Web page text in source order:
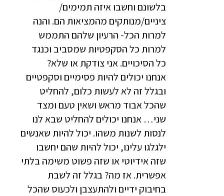
בלשונם וחשבו איזה תמימים/
ציניים/מנותקים מהמציאות הם. והנה
למרות הכל- הרעיון שלהם התממש
למרות כל הסקפטיות שמסביב וכנגד
כל הסיכויים. אני צודקת או שלא?
אנחנו יכולים להיות פסימיים וסקפטיים
ובגלל זה לא לעשות כלום, להחליט
שהכל אבוד מראש ושאין טעם ומצד
שני… אנחנו יכולים להחליט שבא לנו
לנסות לשנות משהו. יכול להיות שאנשים
ילגלגו עלינו, יכול להיות שהם יחשבו
שזה אידיוטי או שזה פשוט משימה בלתי
אפשרית. אז מה? בגלל זה לשבת
בחיבוק ידיים ולהתעצבן ולכעוס שהכל